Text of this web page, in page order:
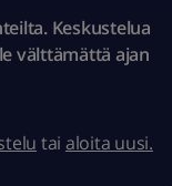
Keskustelua
välttämättä ajan
tai aloita uusi.